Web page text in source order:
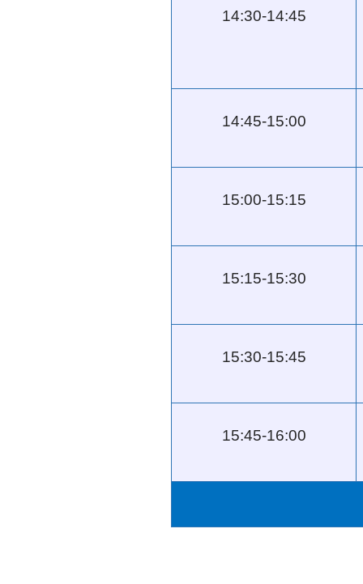
14:30-14:45
14:45-15:00
15:00-15:15
15:15-15:30
15:30-15:45
15:45-16:00